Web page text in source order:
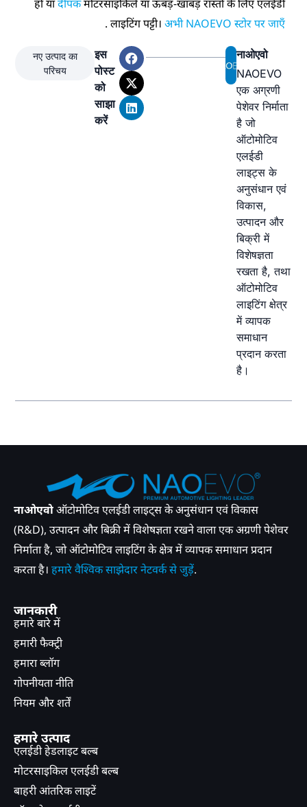
हों यादीपकमोटरसाइकिलें या ऊबड़-खाबड़ रास्तों के लिए एलईडी
लाइटिंग पट्टी। अभी NAOEVO स्टोर पर जाएँ
.
नए उत्पाद का
परिचय
इस
पोस्ट
को
साझा
करें
नाओएवो
NAOEVO
एक अग्रणी
पेशेवर निर्माता
है जो
ऑटोमोटिव
एलईडी
लाइट्स के
अनुसंधान एवं
विकास,
उत्पादन और
बिक्री में
विशेषज्ञता
रखता है, तथा
ऑटोमोटिव
लाइटिंग क्षेत्र
में व्यापक
समाधान
प्रदान करता
है।
नाओएवोऑटोमोटिव एलईडी लाइट्स के अनुसंधान एवं विकास
(R&D), उत्पादन और बिक्री में विशेषज्ञता रखने वाला एक अग्रणी पेशेवर
निर्माता है, जो ऑटोमोटिव लाइटिंग के क्षेत्र में व्यापक समाधान प्रदान
करता है। हमारे वैश्विक साझेदार नेटवर्क से जुड़ें.
जानकारी
हमारे बारे में
हमारी फैक्ट्री
हमारा ब्लॉग
गोपनीयता नीति
नियम और शर्तें
हमारे उत्पाद
एलईडी हेडलाइट बल्ब
मोटरसाइकिल एलईडी बल्ब
बाहरी आंतरिक लाइटें